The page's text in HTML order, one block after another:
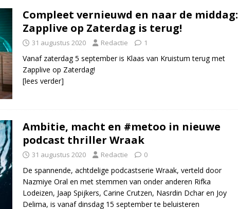
Compleet vernieuwd en naar de middag:
Zapplive op Zaterdag is terug!
31 augustus 2020 Redactie 1
Vanaf zaterdag 5 september is Klaas van Kruistum terug met
Zapplive op Zaterdag!
[lees verder]
Ambitie, macht en #metoo in nieuwe
podcast thriller Wraak
31 augustus 2020 Redactie 0
De spannende, achtdelige podcastserie Wraak, verteld door
Nazmiye Oral en met stemmen van onder anderen Rifka
Lodeizen, Jaap Spijkers, Carine Crutzen, Nasrdin Dchar en Joy
Delima, is vanaf dinsdag 15 september te beluisteren